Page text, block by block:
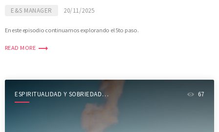
E&S MANAGER 20/11/2025
En este episodio continuamos explorando el 5to paso.
READ MORE trending_flat
ESPIRITUALIDAD Y SOBRIEDAD
SHOW 3RA TEMPORADA
67